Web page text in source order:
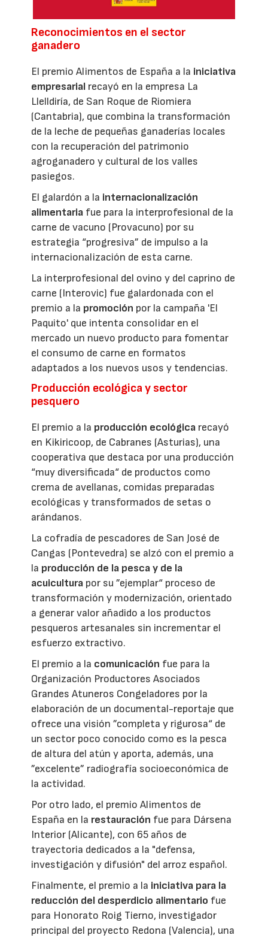
Reconocimientos en el sector
ganadero
El premio Alimentos de España a la iniciativa
empresarial recayó en la empresa La
Llelldiría, de San Roque de Riomiera
(Cantabria), que combina la transformación
de la leche de pequeñas ganaderías locales
con la recuperación del patrimonio
agroganadero y cultural de los valles
pasiegos.
El galardón a la internacionalización
alimentaria fue para la interprofesional de la
carne de vacuno (Provacuno) por su
estrategia “progresiva” de impulso a la
internacionalización de esta carne.
La interprofesional del ovino y del caprino de
carne (Interovic) fue galardonada con el
premio a la promoción por la campaña 'El
Paquito' que intenta consolidar en el
mercado un nuevo producto para fomentar
el consumo de carne en formatos
adaptados a los nuevos usos y tendencias.
Producción ecológica y sector
pesquero
El premio a la producción ecológica recayó
en Kikiricoop, de Cabranes (Asturias), una
cooperativa que destaca por una producción
“muy diversificada“ de productos como
crema de avellanas, comidas preparadas
ecológicas y transformados de setas o
arándanos.
La cofradía de pescadores de San José de
Cangas (Pontevedra) se alzó con el premio a
la producción de la pesca y de la
acuicultura por su ”ejemplar“ proceso de
transformación y modernización, orientado
a generar valor añadido a los productos
pesqueros artesanales sin incrementar el
esfuerzo extractivo.
El premio a la comunicación fue para la
Organización Productores Asociados
Grandes Atuneros Congeladores por la
elaboración de un documental-reportaje que
ofrece una visión ”completa y rigurosa“ de
un sector poco conocido como es la pesca
de altura del atún y aporta, además, una
”excelente” radiografía socioeconómica de
la actividad.
Por otro lado, el premio Alimentos de
España en la restauración fue para Dársena
Interior (Alicante), con 65 años de
trayectoria dedicados a la "defensa,
investigación y difusión" del arroz español.
Finalmente, el premio a la iniciativa para la
reducción del desperdicio alimentario fue
para Honorato Roig Tierno, investigador
principal del proyecto Redona (Valencia), una